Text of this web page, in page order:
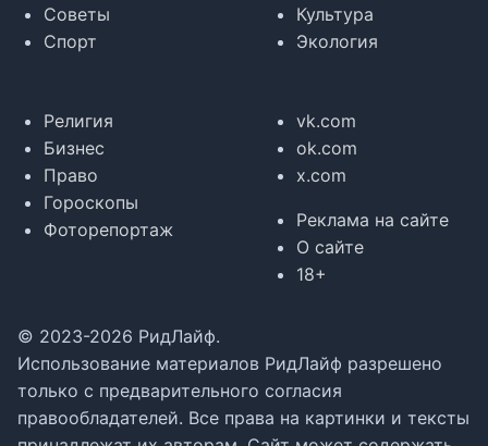
Советы
Спорт
Культура
Экология
Религия
Бизнес
Право
Гороскопы
Фоторепортаж
vk.com
ok.com
x.com
Реклама на сайте
О сайте
18+
© 2023-2026 РидЛайф.
Использование материалов РидЛайф разрешено
только с предварительного согласия
правообладателей. Все права на картинки и тексты